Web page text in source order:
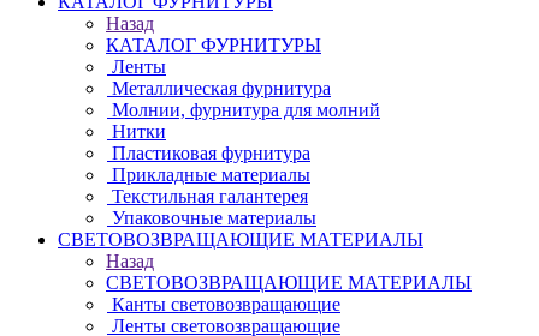
Назад
КАТАЛОГ ФУРНИТУРЫ
Ленты
Металлическая фурнитура
Молнии, фурнитура для молний
Нитки
Пластиковая фурнитура
Прикладные материалы
Текстильная галантерея
Упаковочные материалы
СВЕТОВОЗВРАЩАЮЩИЕ МАТЕРИАЛЫ
Назад
СВЕТОВОЗВРАЩАЮЩИЕ МАТЕРИАЛЫ
Канты световозвращающие
Ленты световозвращающие